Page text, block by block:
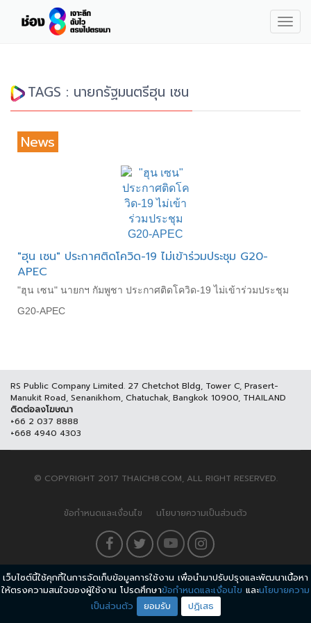
TAGS : นายกรัฐมนตรีฮุน เซน
News
"ฮุน เซน" ประกาศติดโควิด-19 ไม่เข้าร่วมประชุม G20-
APEC
"ฮุน เซน" นายกฯ กัมพูชา ประกาศติดโควิด-19 ไม่เข้าร่วมประชุม
G20-APEC
RS Public Company Limited. 27 Chetchot Bldg, Tower C, Prasert-
Manukit Road, Senanikhom, Chatuchak, Bangkok 10900, THAILAND
ติดต่อลงโฆษณา
+66 2 037 8888
+668 4940 4303
© COPYRIGHT 2017 THAICH8.COM, ALL RIGHT RESERVED.
ข้อกำหนดและเงื่อนไข นโยบายความเป็นส่วนตัว
เว็บไซต์นี้ใช้คุกกี้ในการจัดเก็บข้อมูลการใช้งาน เพื่อนำมาปรับปรุงและพัฒนาเนื้อหา
ให้ตรงความสนใจของผู้ใช้งาน โปรดศึกษาข้อกำหนดและเงื่อนไข และนโยบายความ
เป็นส่วนตัว
ยอมรับ ปฏิเสธ